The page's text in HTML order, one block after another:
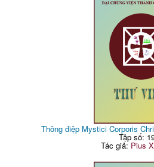
Thông điệp Mystici Corporis
Tập số:
Tác giả: Pius